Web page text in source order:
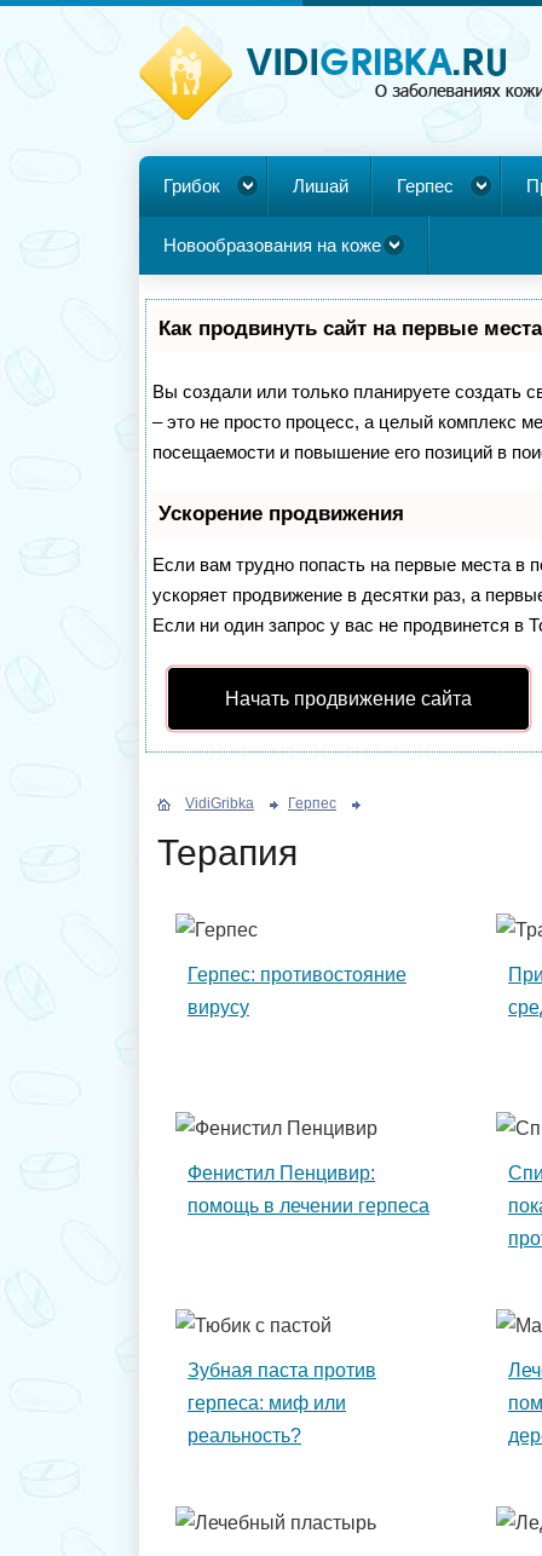
Грибок Лишай Герпес
Новообразования на коже
Как продвинуть сайт на первые
Вы создали или только планируете создать
– это не просто процесс, а целый комплекс
посещаемости и повышение его позиций в
Ускорение продвижения
Если вам трудно попасть на первые места в
ускоряет продвижение в десятки раз, а
Если ни один запрос у вас не продвинется в
Начать продвижение сайта
VidiGribka Герпес
Терапия
Герпес: противостояние
вирусу
Фенистил Пенцивир:
помощь в лечении герпеса
Зубная паста против
герпеса: миф или
реальность?